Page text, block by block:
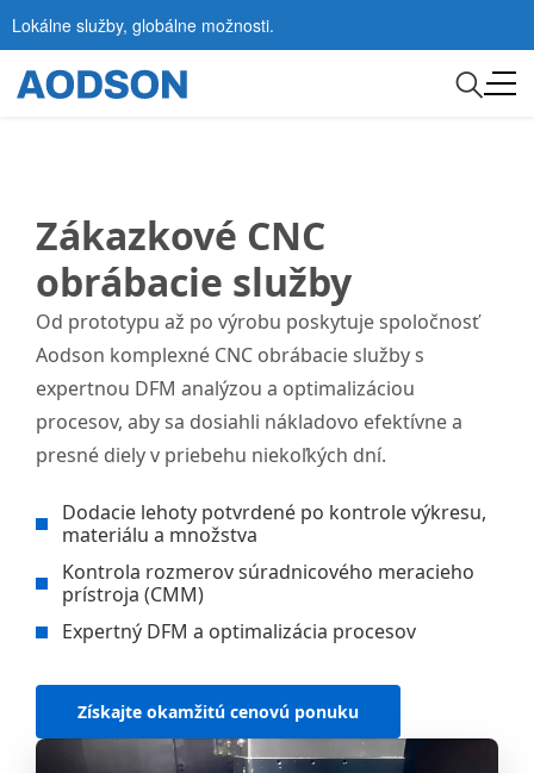
Lokálne služby, globálne možnosti.
Zákazkové CNC
obrábacie služby
Od prototypu až po výrobu poskytuje spoločnosť
Aodson komplexné CNC obrábacie služby s
expertnou DFM analýzou a optimalizáciou
procesov, aby sa dosiahli nákladovo efektívne a
presné diely v priebehu niekoľkých dní.
Dodacie lehoty potvrdené po kontrole výkresu,
materiálu a množstva
Kontrola rozmerov súradnicového meracieho
prístroja (CMM)
Expertný DFM a optimalizácia procesov
Získajte okamžitú cenovú ponuku